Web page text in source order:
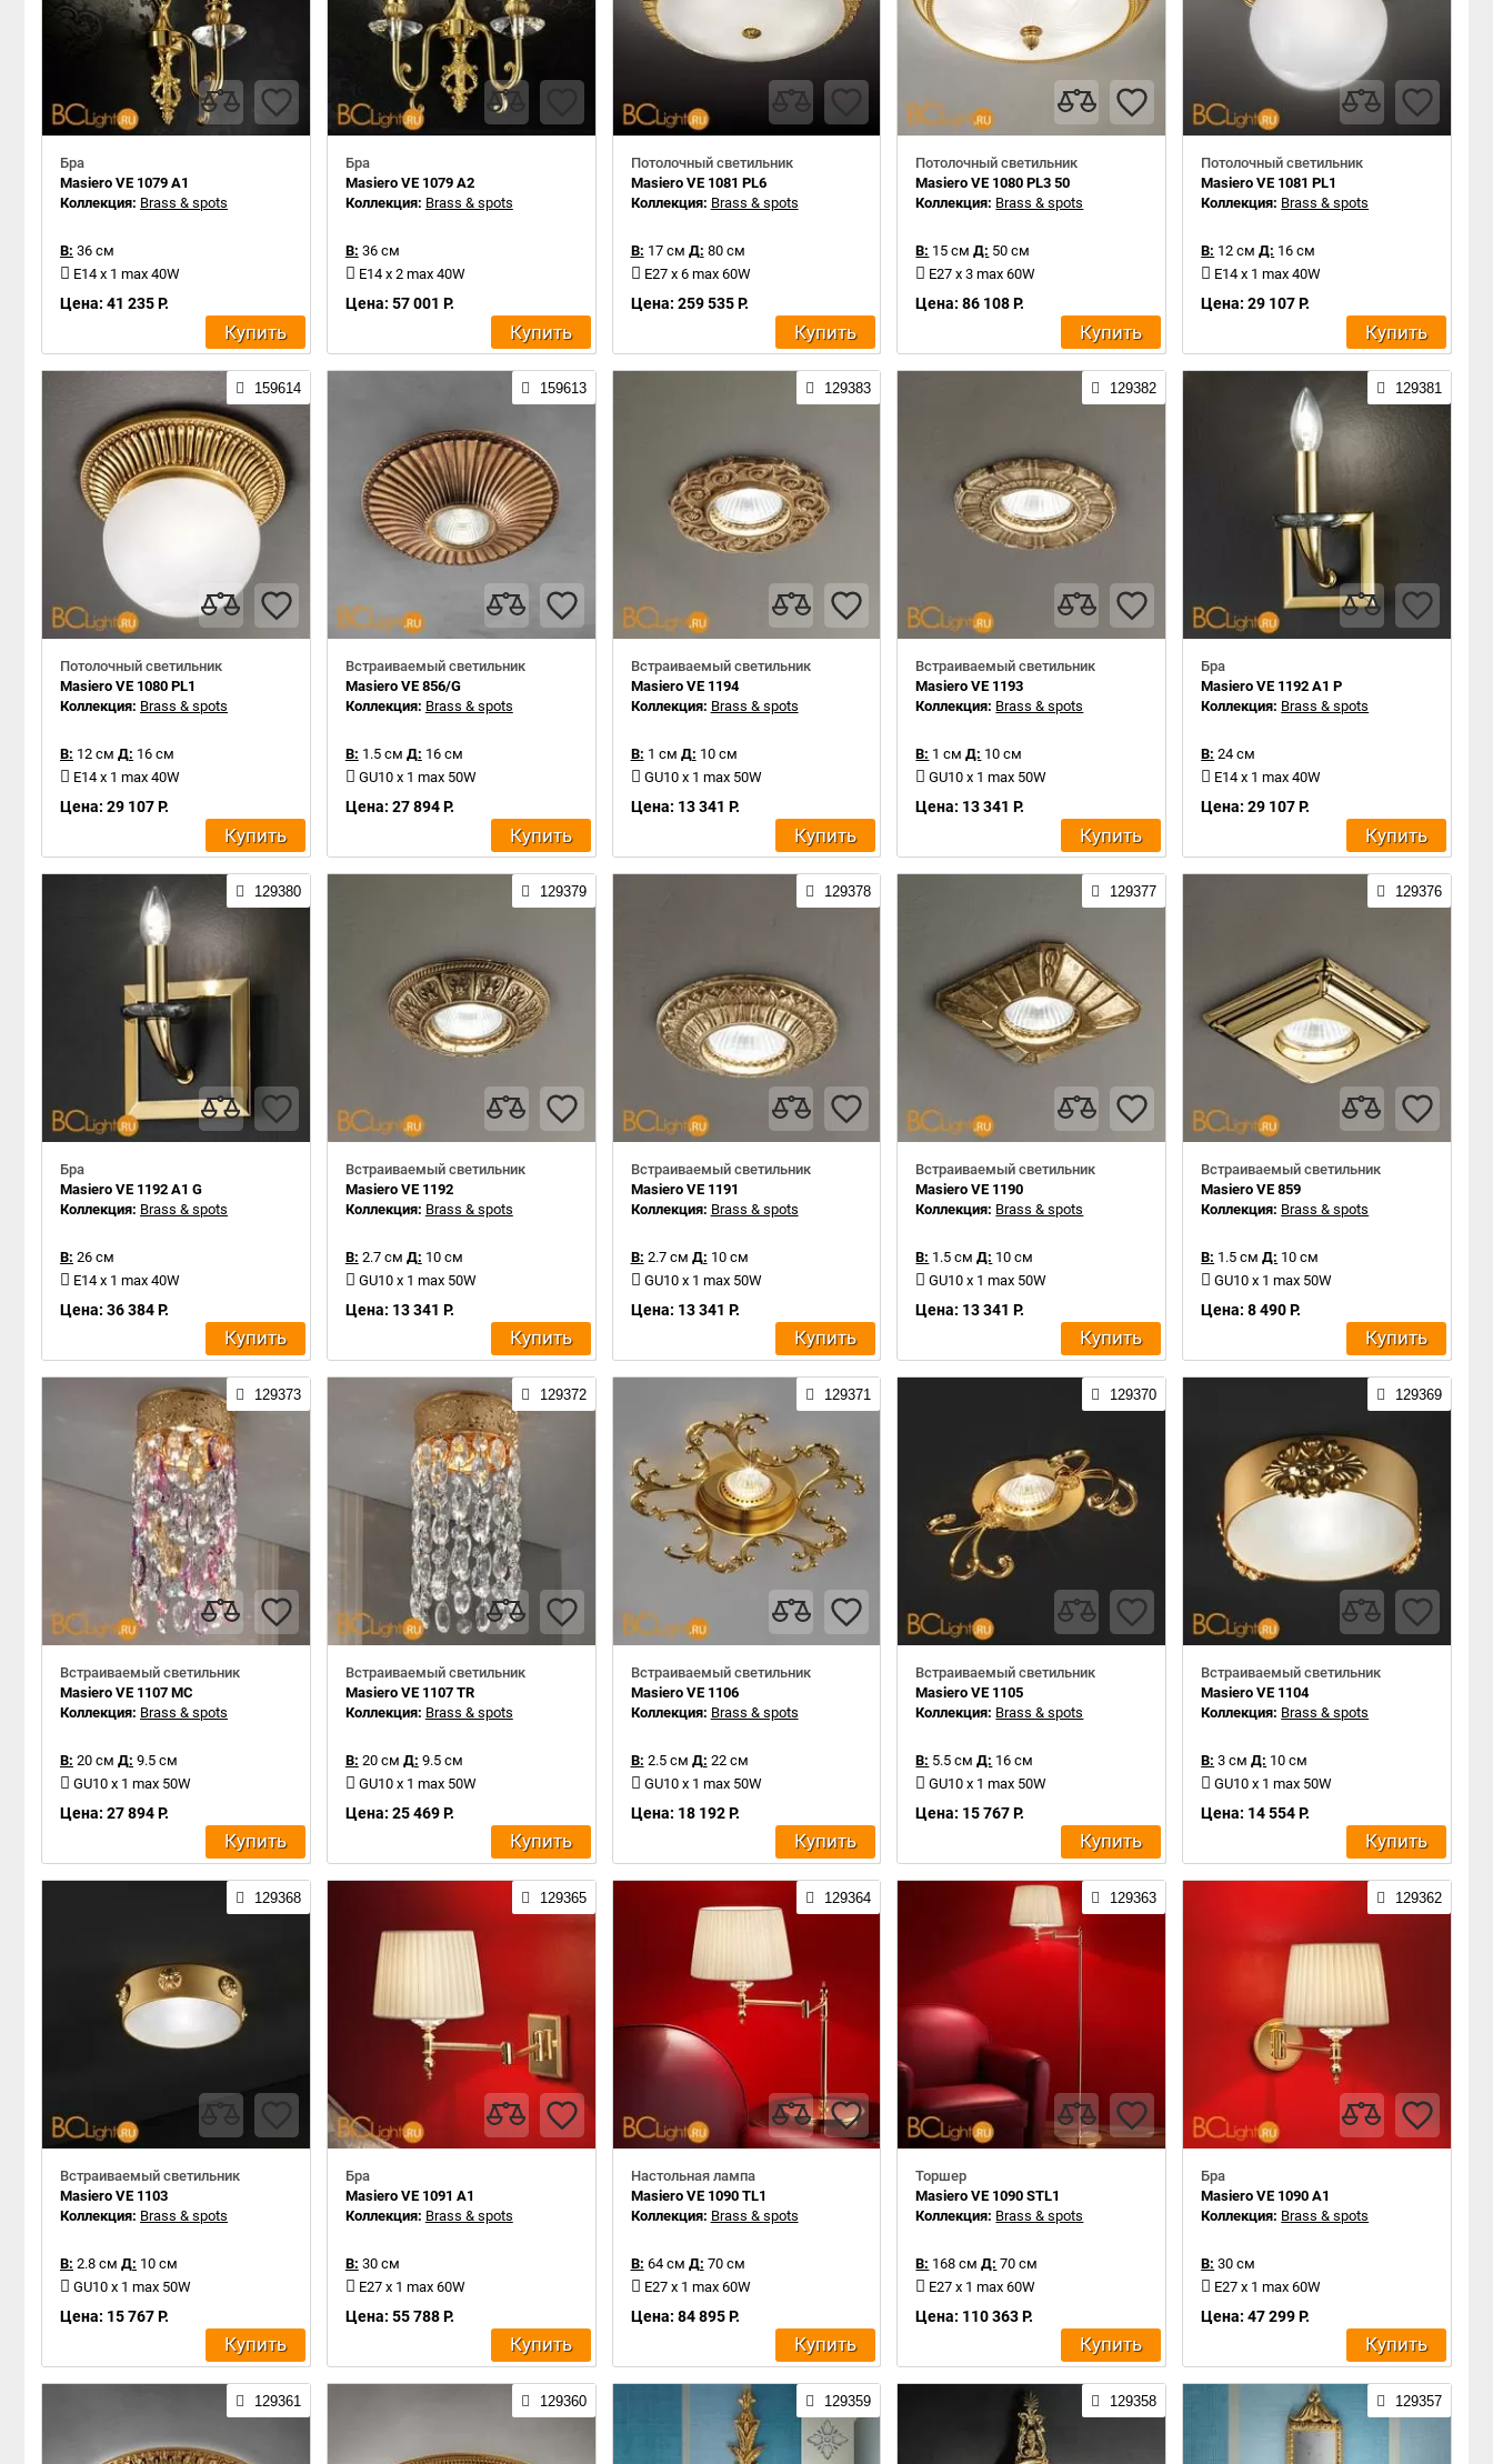
Бра
Masiero VE 1079 A1
Коллекция: Brass & spots
В: 36 см
E14 x 1 max 40W
Цена: 41 235 Р.
Купить
Бра
Masiero VE 1079 A2
Коллекция: Brass & spots
В: 36 см
E14 x 2 max 40W
Цена: 57 001 Р.
Купить
Потолочный светильник
Masiero VE 1081 PL6
Коллекция: Brass & spots
В: 17 см Д: 80 см
E27 x 6 max 60W
Цена: 259 535 Р.
Купить
Потолочный светильник
Masiero VE 1080 PL3 50
Коллекция: Brass & spots
В: 15 см Д: 50 см
E27 x 3 max 60W
Цена: 86 108 Р.
Купить
Потолочный светильник
Masiero VE 1081 PL1
Коллекция: Brass & spots
В: 12 см Д: 16 см
E14 x 1 max 40W
Цена: 29 107 Р.
Купить
159614
Потолочный светильник
Masiero VE 1080 PL1
Коллекция: Brass & spots
В: 12 см Д: 16 см
E14 x 1 max 40W
Цена: 29 107 Р.
Купить
159613
Встраиваемый светильник
Masiero VE 856/G
Коллекция: Brass & spots
В: 1.5 см Д: 16 см
GU10 x 1 max 50W
Цена: 27 894 Р.
Купить
129383
Встраиваемый светильник
Masiero VE 1194
Коллекция: Brass & spots
В: 1 см Д: 10 см
GU10 x 1 max 50W
Цена: 13 341 Р.
Купить
129382
Встраиваемый светильник
Masiero VE 1193
Коллекция: Brass & spots
В: 1 см Д: 10 см
GU10 x 1 max 50W
Цена: 13 341 Р.
Купить
129381
Бра
Masiero VE 1192 A1 P
Коллекция: Brass & spots
В: 24 см
E14 x 1 max 40W
Цена: 29 107 Р.
Купить
129380
Бра
Masiero VE 1192 A1 G
Коллекция: Brass & spots
В: 26 см
E14 x 1 max 40W
Цена: 36 384 Р.
Купить
129379
Встраиваемый светильник
Masiero VE 1192
Коллекция: Brass & spots
В: 2.7 см Д: 10 см
GU10 x 1 max 50W
Цена: 13 341 Р.
Купить
129378
Встраиваемый светильник
Masiero VE 1191
Коллекция: Brass & spots
В: 2.7 см Д: 10 см
GU10 x 1 max 50W
Цена: 13 341 Р.
Купить
129377
Встраиваемый светильник
Masiero VE 1190
Коллекция: Brass & spots
В: 1.5 см Д: 10 см
GU10 x 1 max 50W
Цена: 13 341 Р.
Купить
129376
Встраиваемый светильник
Masiero VE 859
Коллекция: Brass & spots
В: 1.5 см Д: 10 см
GU10 x 1 max 50W
Цена: 8 490 Р.
Купить
129373
Встраиваемый светильник
Masiero VE 1107 MC
Коллекция: Brass & spots
В: 20 см Д: 9.5 см
GU10 x 1 max 50W
Цена: 27 894 Р.
Купить
129372
Встраиваемый светильник
Masiero VE 1107 TR
Коллекция: Brass & spots
В: 20 см Д: 9.5 см
GU10 x 1 max 50W
Цена: 25 469 Р.
Купить
129371
Встраиваемый светильник
Masiero VE 1106
Коллекция: Brass & spots
В: 2.5 см Д: 22 см
GU10 x 1 max 50W
Цена: 18 192 Р.
Купить
129370
Встраиваемый светильник
Masiero VE 1105
Коллекция: Brass & spots
В: 5.5 см Д: 16 см
GU10 x 1 max 50W
Цена: 15 767 Р.
Купить
129369
Встраиваемый светильник
Masiero VE 1104
Коллекция: Brass & spots
В: 3 см Д: 10 см
GU10 x 1 max 50W
Цена: 14 554 Р.
Купить
129368
Встраиваемый светильник
Masiero VE 1103
Коллекция: Brass & spots
В: 2.8 см Д: 10 см
GU10 x 1 max 50W
Цена: 15 767 Р.
Купить
129365
Бра
Masiero VE 1091 A1
Коллекция: Brass & spots
В: 30 см
E27 x 1 max 60W
Цена: 55 788 Р.
Купить
129364
Настольная лампа
Masiero VE 1090 TL1
Коллекция: Brass & spots
В: 64 см Д: 70 см
E27 x 1 max 60W
Цена: 84 895 Р.
Купить
129363
Торшер
Masiero VE 1090 STL1
Коллекция: Brass & spots
В: 168 см Д: 70 см
E27 x 1 max 60W
Цена: 110 363 Р.
Купить
129362
Бра
Masiero VE 1090 A1
Коллекция: Brass & spots
В: 30 см
E27 x 1 max 60W
Цена: 47 299 Р.
Купить
129361 129360 129359 129358 129357